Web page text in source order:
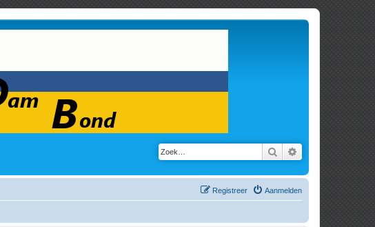
Zoek Uitgebreid zoeken
Aanmelden
Registreer